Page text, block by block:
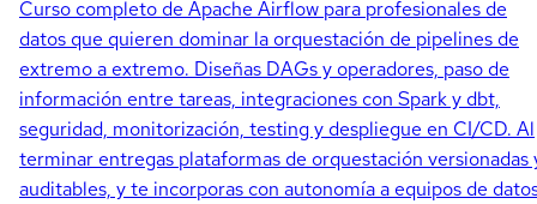
Curso completo de Apache Airflow para profesionales de
datos que quieren dominar la orquestación de pipelines de
extremo a extremo. Diseñas DAGs y operadores, paso de
información entre tareas, integraciones con Spark y dbt,
seguridad, monitorización, testing y despliegue en CI/CD. Al
terminar entregas plataformas de orquestación versionadas
auditables, y te incorporas con autonomía a equipos de